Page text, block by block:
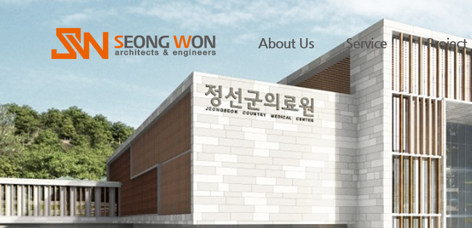
About Us Service Project